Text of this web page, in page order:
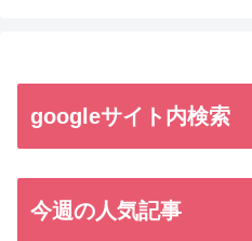
googleサイト内検索
今週の人気記事